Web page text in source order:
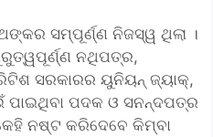
ସମ୍ପୂର୍ଣ୍ଣ ନିଜସ୍ୱ ଥିଲା ।
ନଥିପତ୍ର,
ସରକାରର ୟୁନିୟନ୍ ଜ୍ୟାକ୍,
ପାଇଥିବା ପଦକ ଓ ସନନ୍ଦପତ୍ର
ନଷ୍ଟ କରିଦେବେ କିମ୍ବା